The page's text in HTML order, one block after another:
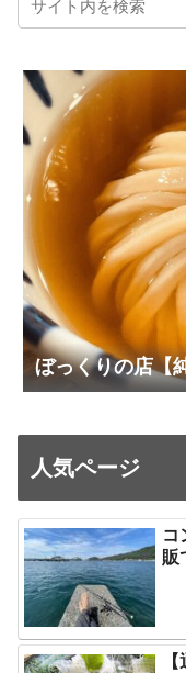
ぼっくりの店【
人気ページ
コ
販